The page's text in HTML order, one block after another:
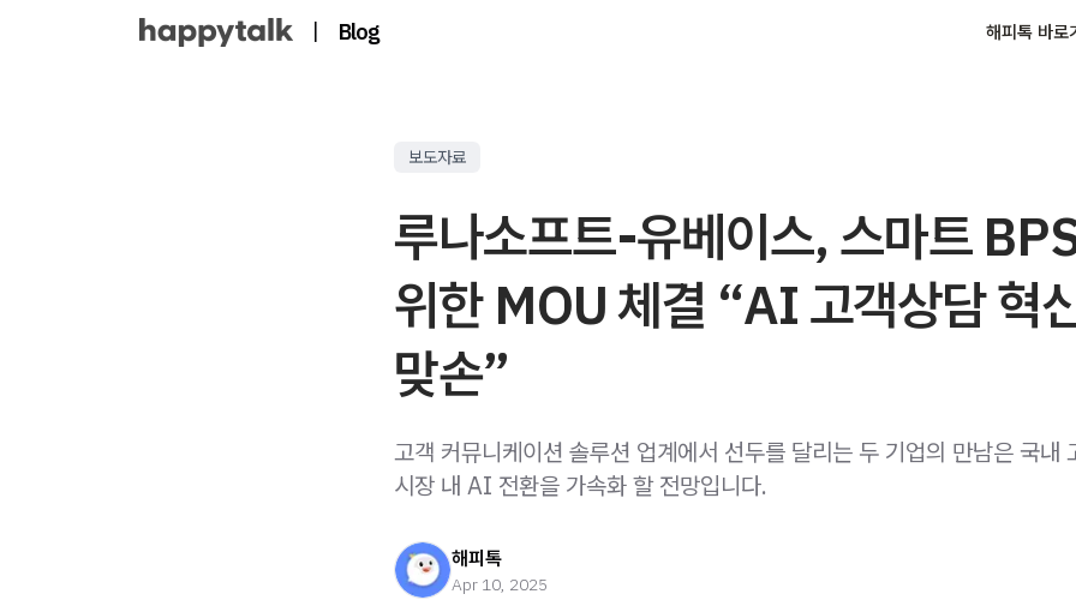
| Blog 해피톡 바로
보도자료
루나소프트-유베이스, 스마트
위한 MOU 체결 “AI 고객상담 혁
맞손”
고객 커뮤니케이션 솔루션 업계에서 선두를 달리는 두 기업의 만남은 국내
시장 내 AI 전환을 가속화 할 전망입니다.
해피톡
Apr 10, 2025